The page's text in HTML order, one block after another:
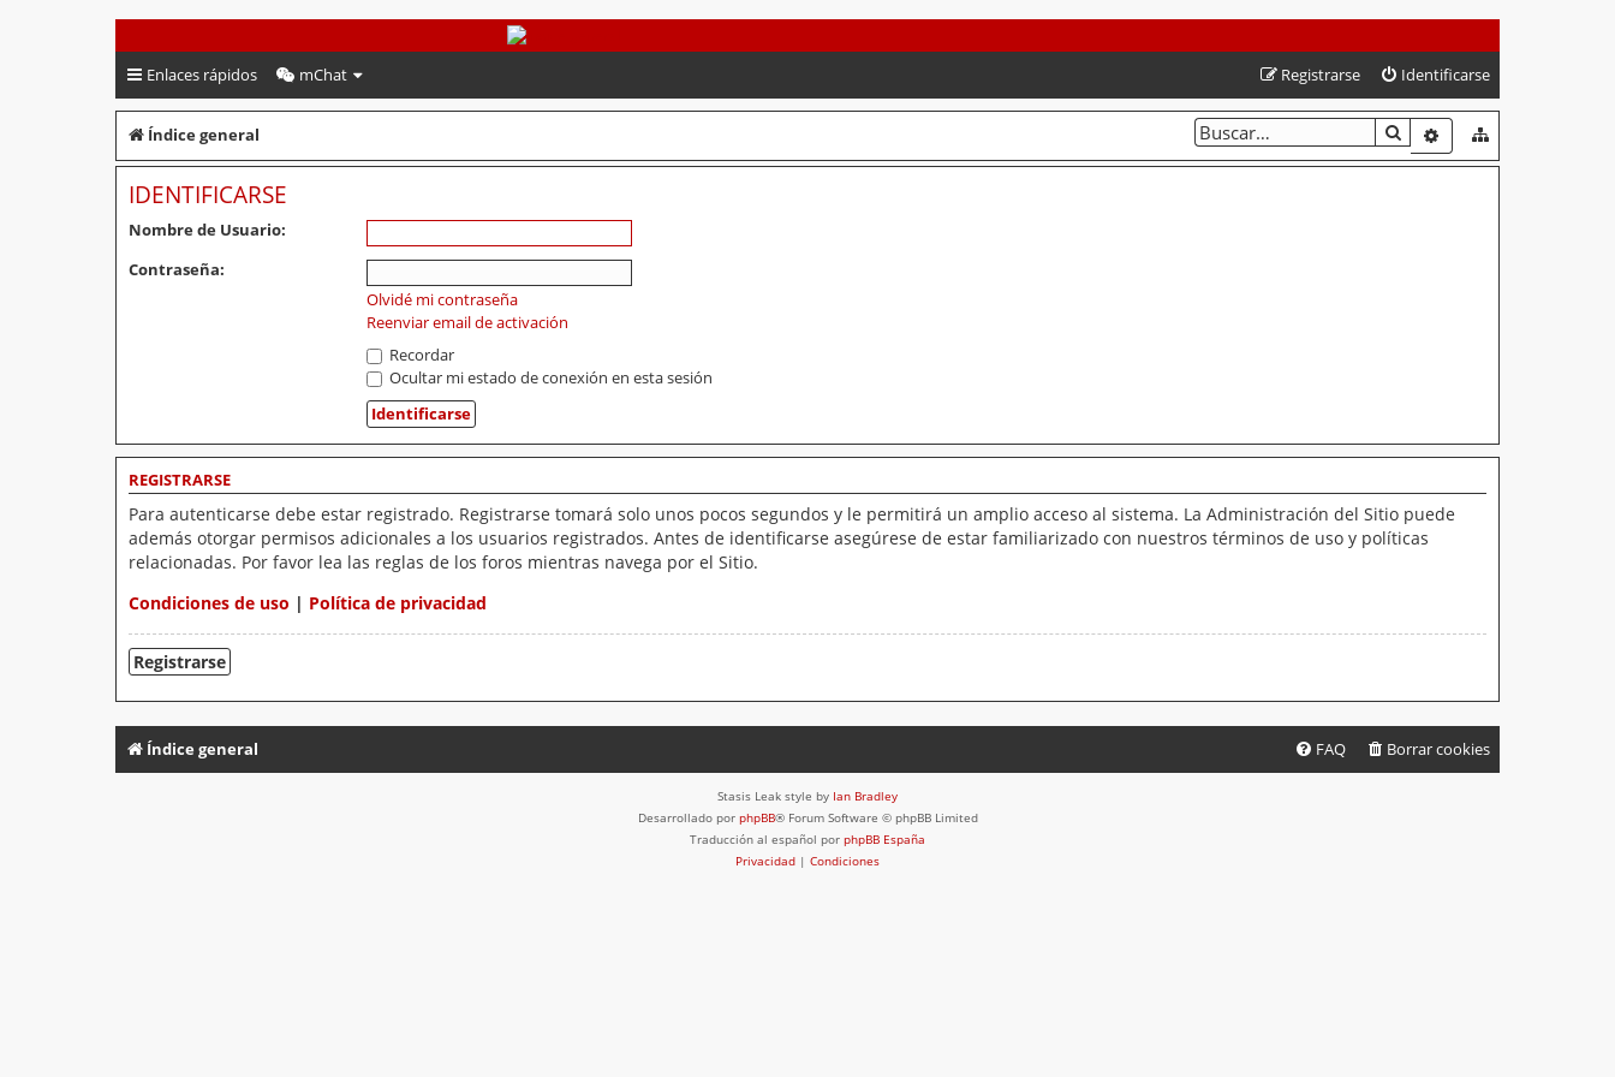
PeruVoley.com
Enlaces rápidos mChat Identificarse
Registrarse
Índice general BUSCARBÚSQUEDA
IDENTIFICARSE
Nombre de Usuario:
Contraseña:
Olvidé mi contraseña
Reenviar email de activación
Recordar
Ocultar mi estado de conexión en esta sesión
REGISTRARSE
Para autenticarse debe estar registrado. Registrarse tomará solo unos pocos segundos y le permitirá un amplio acceso al sistema. La Administración del Sitio puede
además otorgar permisos adicionales a los usuarios registrados. Antes de identificarse asegúrese de estar familiarizado con nuestros términos de uso y políticas
relacionadas. Por favor lea las reglas de los foros mientras navega por el Sitio.
Condiciones de uso | Política de privacidad
Registrarse
Índice general Borrar cookies
FAQ
Stasis Leak style by Ian Bradley
Desarrollado por phpBB® Forum Software © phpBB Limited
Traducción al español por phpBB España
Privacidad | Condiciones